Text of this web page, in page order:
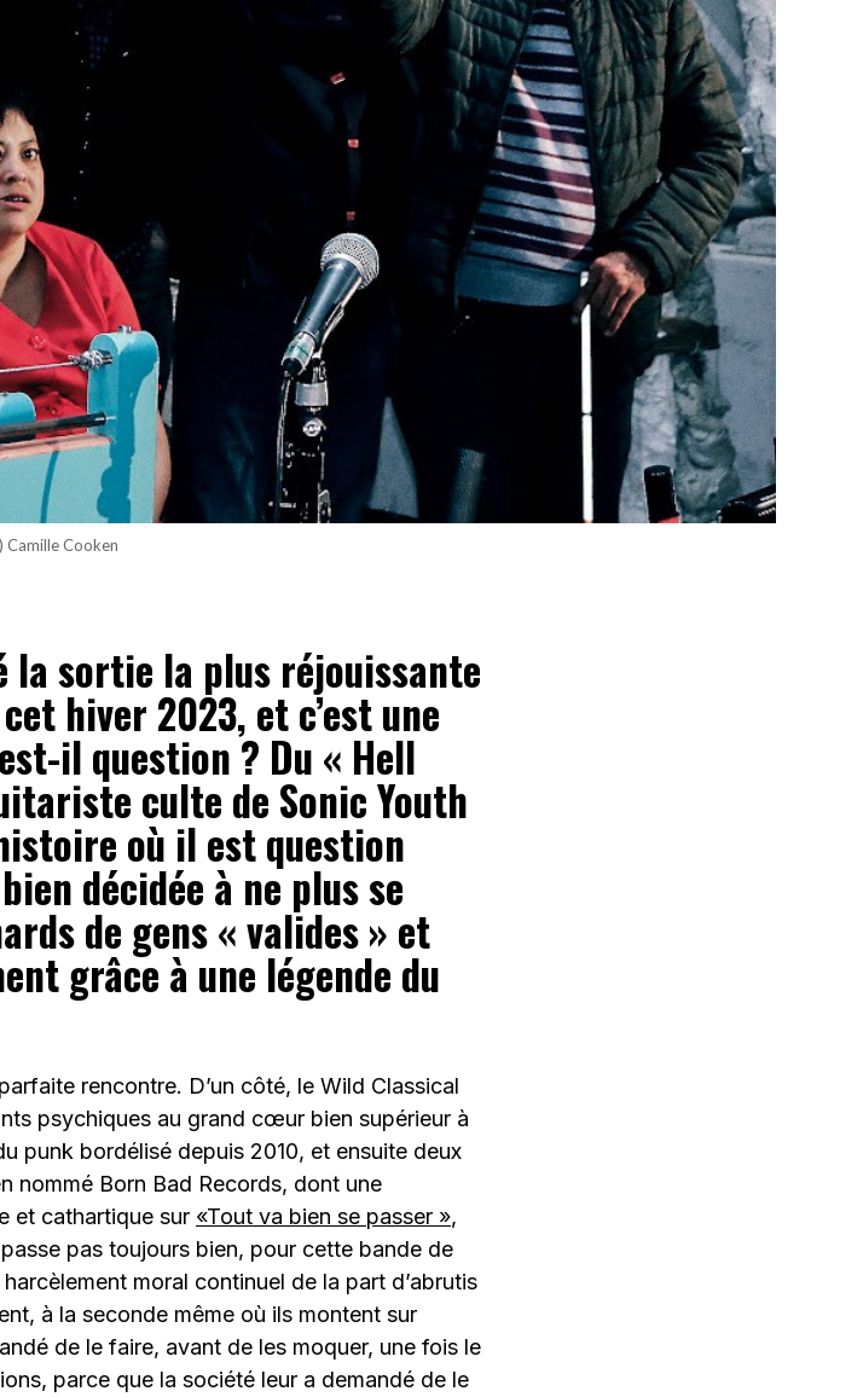
Camille Cooken
la sortie la plus réjouissante
hiver 2023, et c’est une
il question ? Du « Hell
culte de Sonic Youth
où il est question
décidée à ne plus se
de gens « valides » et
grâce à une légende du
rencontre. D’un côté, le Wild Classical
psychiques au grand cœur bien supérieur à
punk bordélisé depuis 2010, et ensuite deux
nommé Born Bad Records, dont une
et cathartique sur «Tout va bien se passer »,
pas toujours bien, pour cette bande de
moral continuel de la part d’abrutis
à la seconde même où ils montent sur
de le faire, avant de les moquer, une fois le
parce que la société leur a demandé de le